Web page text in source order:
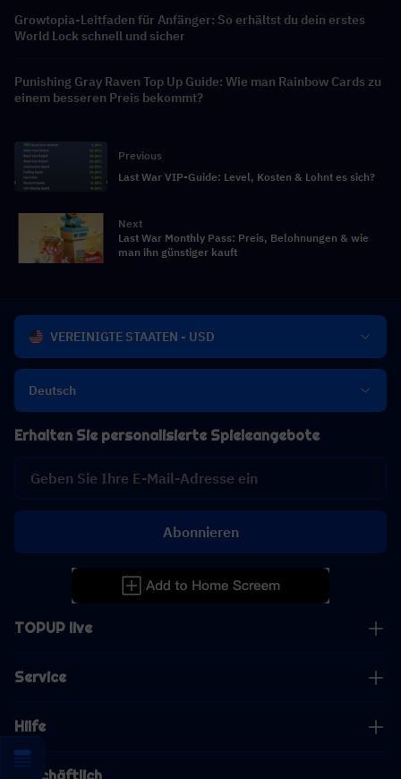
Growtopia-Leitfaden für Anfänger: So erhältst du dein erstes
World Lock schnell und sicher
Punishing Gray Raven Top Up Guide: Wie man Rainbow Cards zu
einem besseren Preis bekommt?
Previous
Last War VIP-Guide: Level, Kosten & Lohnt es sich?
Next
Last War Monthly Pass: Preis, Belohnungen & wie
man ihn günstiger kauft
VEREINIGTE STAATEN - USD
Deutsch
TOPUP live
Service
Hilfe
Erhalten Sie personalisierte Spieleangebote
Abonnieren